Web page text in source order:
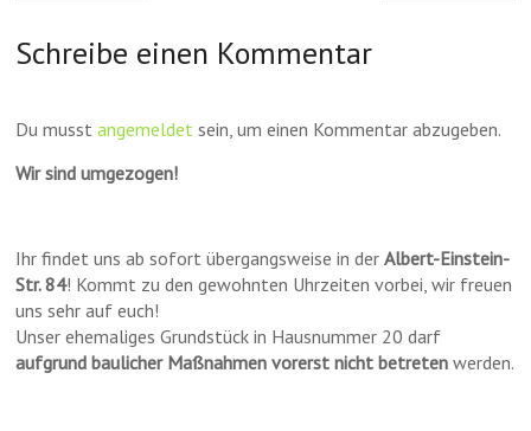
Schreibe einen Kommentar
Du musstangemeldet sein, um einen Kommentar abzugeben.
Wir sind umgezogen!
Ihr findet uns ab sofort übergangsweise in derAlbert-Einstein-
Str. 84! Kommt zu den gewohnten Uhrzeiten vorbei, wir freuen
uns sehr auf euch!
Unser ehemaliges Grundstück in Hausnummer 20 darf
aufgrund baulicher Maßnahmen vorerst nicht betreten werden.